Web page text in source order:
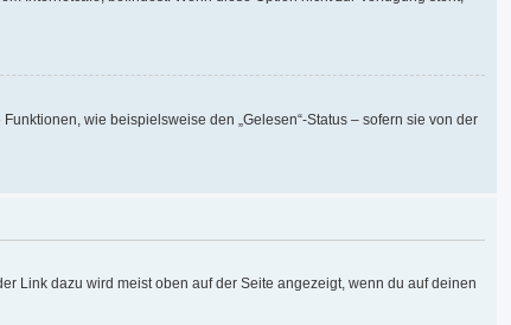
wie beispielsweise den „Gelesen“-Status – sofern sie von der
Link dazu wird meist oben auf der Seite angezeigt, wenn du auf deinen